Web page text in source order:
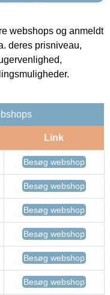
webshops og anmeldt
deres prisniveau,
Link
Besøg webshop
Besøg webshop
Besøg webshop
Besøg webshop
Besøg webshop
Besøg webshop